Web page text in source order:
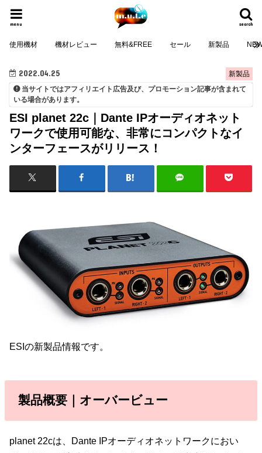
search
menu
使用機材 機材レビュー 無料&FREE セール 新製品
新製品
2022.04.25
当サイトではアフィリエイト広告及び、プロモーション記事が含まれて
いる場合があります。
ESI planet 22c｜Dante IPオーディオネット
ワークで使用可能な、非常にコンパクトなイ
ンターフェースがリリース！
ESIの新製品情報です。
製品概要｜オーバービュー
planet 22cは、Dante IPオーディオネットワークにおい